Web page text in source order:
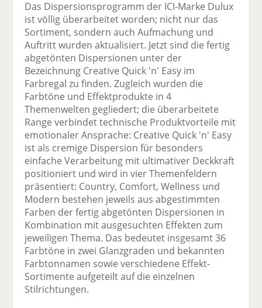
Das Dispersionsprogramm der ICI-Marke Dulux
ist völlig überarbeitet worden; nicht nur das
Sortiment, sondern auch Aufmachung und
Auftritt wurden aktualisiert. Jetzt sind die fertig
abgetönten Dispersionen unter der
Bezeichnung Creative Quick 'n' Easy im
Farbregal zu finden. Zugleich wurden die
Farbtöne und Effektprodukte in 4
Themenwelten gegliedert; die überarbeitete
Range verbindet technische Produktvorteile mit
emotionaler Ansprache: Creative Quick 'n' Easy
ist als cremige Dispersion für besonders
einfache Verarbeitung mit ultimativer Deckkraft
positioniert und wird in vier Themenfeldern
präsentiert: Country, Comfort, Wellness und
Modern bestehen jeweils aus abgestimmten
Farben der fertig abgetönten Dispersionen in
Kombination mit ausgesuchten Effekten zum
jeweiligen Thema. Das bedeutet insgesamt 36
Farbtöne in zwei Glanzgraden und bekannten
Farbtonnamen sowie verschiedene Effekt-
Sortimente aufgeteilt auf die einzelnen
Stilrichtungen.